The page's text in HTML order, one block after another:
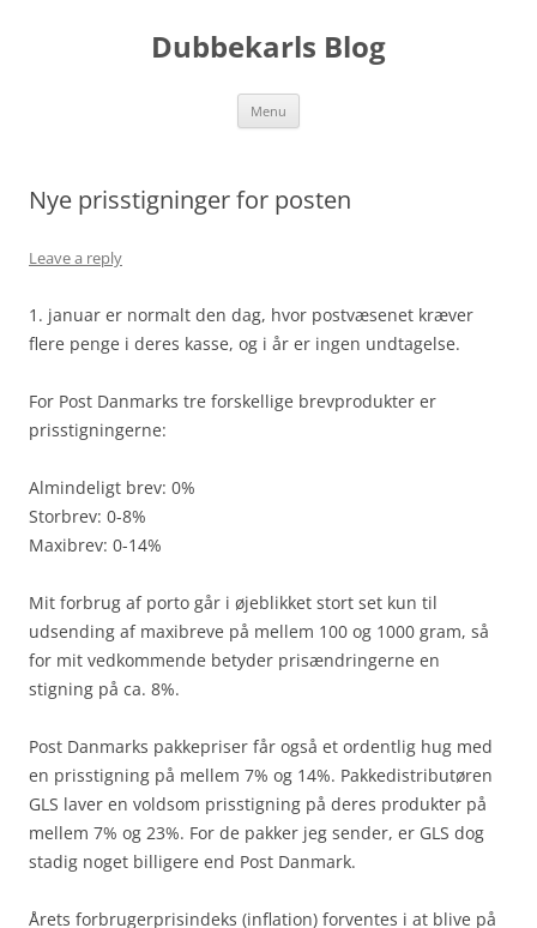
Dubbekarls Blog
Menu
Nye prisstigninger for posten
Leave a reply
1. januar er normalt den dag, hvor postvæsenet kræver
flere penge i deres kasse, og i år er ingen undtagelse.
For Post Danmarks tre forskellige brevprodukter er
prisstigningerne:
Almindeligt brev: 0%
Storbrev: 0-8%
Maxibrev: 0-14%
Mit forbrug af porto går i øjeblikket stort set kun til
udsending af maxibreve på mellem 100 og 1000 gram, så
for mit vedkommende betyder prisændringerne en
stigning på ca. 8%.
Post Danmarks pakkepriser får også et ordentlig hug med
en prisstigning på mellem 7% og 14%. Pakkedistributøren
GLS laver en voldsom prisstigning på deres produkter på
mellem 7% og 23%. For de pakker jeg sender, er GLS dog
stadig noget billigere end Post Danmark.
Årets forbrugerprisindeks (inflation) forventes i at blive på